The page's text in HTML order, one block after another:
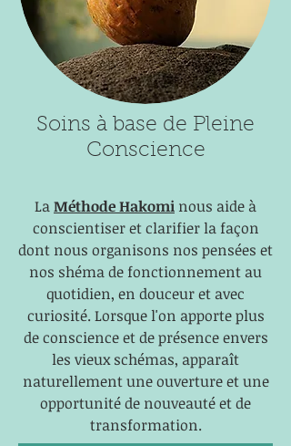
Soins à base de Pleine
Conscience
LaMéthode Hakomi nous aide à
conscientiser et clarifier la façon
dont nous organisons nos pensées et
nos shéma de fonctionnement au
quotidien, en douceur et avec
curiosité. Lorsque l'on apporte plus
de conscience et de présence envers
les vieux schémas, apparaît
naturellement une ouverture et une
opportunité de nouveauté et de
transformation.